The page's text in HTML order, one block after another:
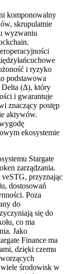
komponowalny
skrupulatnie
wyzwaniu
i ryzyko
podstawowa
Delta (Δ), który
i gwarantuje
znaczący postęp
aktywów.
ekosystemie
Stargate
zarządzania.
veSTG, przyznając
dostosowań
Poza
do
się do
co ma
Jako
Finance ma
dzięki czemu
środowisk w